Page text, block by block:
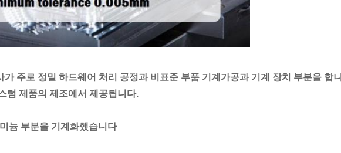
주로 정밀 하드웨어 처리 공정과 비표준 부품 기계가공과 기계 장치 부분을 합니
텀 제품의 제조에서 제공됩니다.
늄 부분을 기계화했습니다